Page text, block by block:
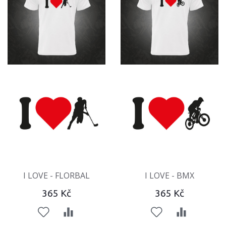
I LOVE - FLORBAL
365 Kč
I LOVE - BMX
365 Kč